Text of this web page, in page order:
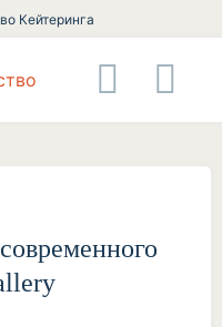
Кейтеринга